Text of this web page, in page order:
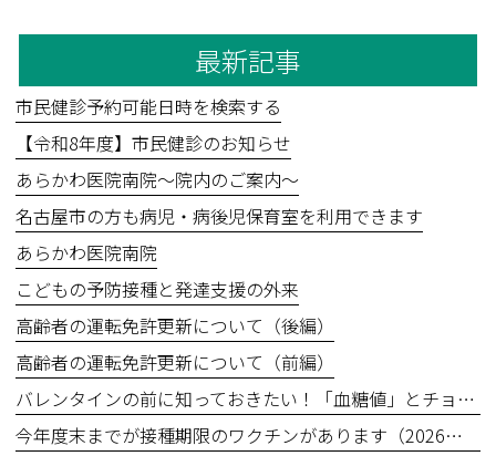
最新記事
市民健診予約可能日時を検索する
【令和8年度】市民健診のお知らせ
あらかわ医院南院～院内のご案内～
名古屋市の方も病児・病後児保育室を利用できます
あらかわ医院南院
こどもの予防接種と発達支援の外来
高齢者の運転免許更新について（後編）
高齢者の運転免許更新について（前編）
バレンタインの前に知っておきたい！「血糖値」とチョコレートの食べ方
今年度末までが接種期限のワクチンがあります（2026年3月31日まで）